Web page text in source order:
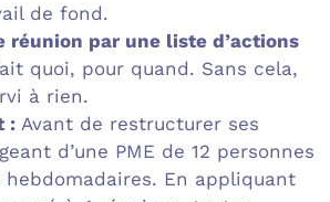
de fond.
réunion par une liste d’actions
quoi, pour quand. Sans cela,
à rien.
: Avant de restructurer ses
d’une PME de 12 personnes
hebdomadaires. En appliquant